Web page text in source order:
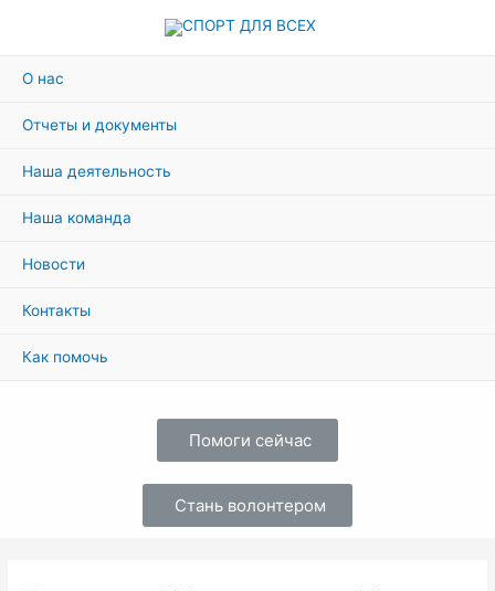
О нас
Отчеты и документы
Наша деятельность
Наша команда
Новости
Контакты
Как помочь
Помоги сейчас
Стань волонтером